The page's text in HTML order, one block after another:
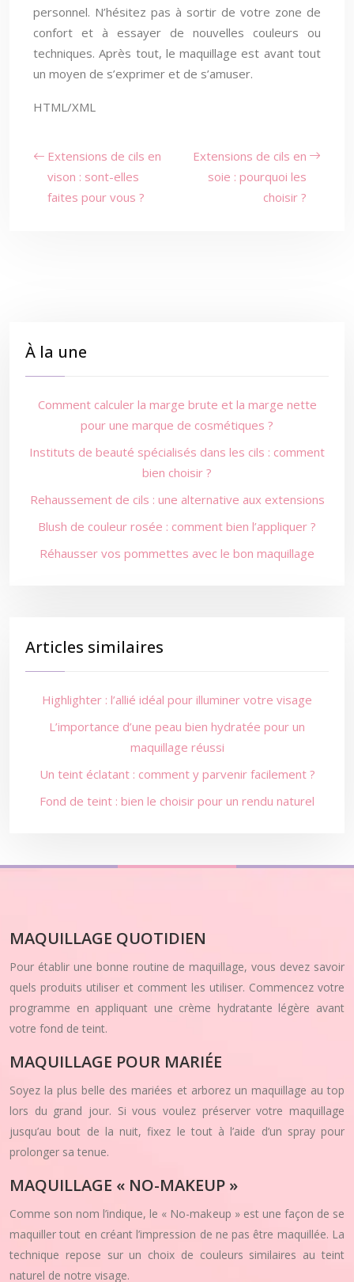
personnel. N’hésitez pas à sortir de votre zone de
confort et à essayer de nouvelles couleurs ou
techniques. Après tout, le maquillage est avant tout
un moyen de s’exprimer et de s’amuser.
HTML/XML
Extensions de cils en
vison : sont-elles
faites pour vous ?
Extensions de cils en
soie : pourquoi les
choisir ?
À la une
Comment calculer la marge brute et la marge nette
pour une marque de cosmétiques ?
Instituts de beauté spécialisés dans les cils : comment
bien choisir ?
Rehaussement de cils : une alternative aux extensions
Blush de couleur rosée : comment bien l’appliquer ?
Réhausser vos pommettes avec le bon maquillage
Articles similaires
Highlighter : l’allié idéal pour illuminer votre visage
L’importance d’une peau bien hydratée pour un
maquillage réussi
Un teint éclatant : comment y parvenir facilement ?
Fond de teint : bien le choisir pour un rendu naturel
MAQUILLAGE QUOTIDIEN
Pour établir une bonne routine de maquillage, vous devez savoir
quels produits utiliser et comment les utiliser. Commencez votre
programme en appliquant une crème hydratante légère avant
votre fond de teint.
MAQUILLAGE POUR MARIÉE
Soyez la plus belle des mariées et arborez un maquillage au top
lors du grand jour. Si vous voulez préserver votre maquillage
jusqu’au bout de la nuit, fixez le tout à l’aide d’un spray pour
prolonger sa tenue.
MAQUILLAGE « NO-MAKEUP »
Comme son nom l’indique, le « No-makeup » est une façon de se
maquiller tout en créant l’impression de ne pas être maquillée. La
technique repose sur un choix de couleurs similaires au teint
naturel de notre visage.